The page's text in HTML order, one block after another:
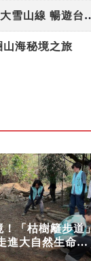
台灣好行／新路線！下
海秘境之旅
！「枯樹籬步道
進大自然生命教